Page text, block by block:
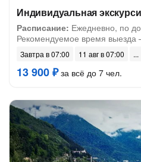
Индивидуальная
Расписание: Ежедневно, по
Рекомендуемое время
Завтра в 07:00 11 авг в 07:00
13 900 ₽за всё до 7 чел.